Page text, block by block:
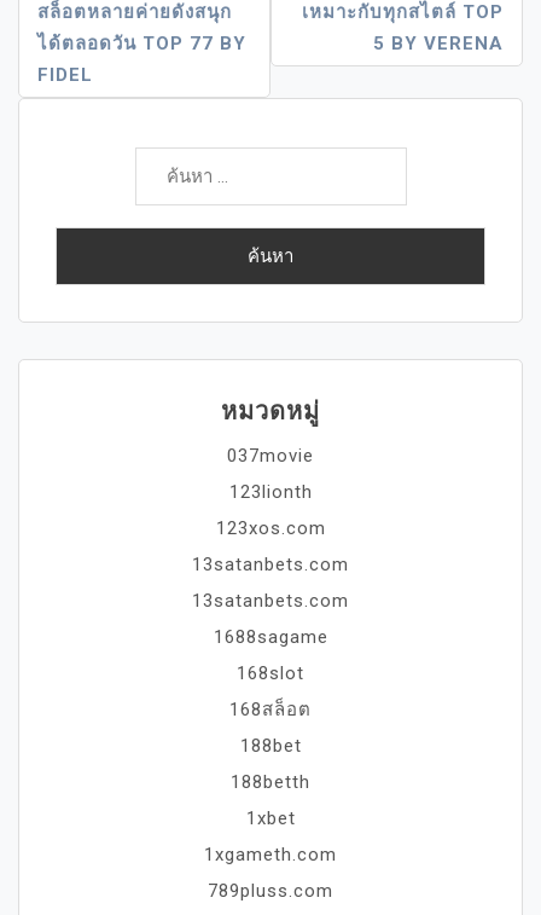
สล็อตหลายค่ายดังสนุก
ได้ตลอดวัน TOP 77 BY
FIDEL
เหมาะกับทุกสไตล์ TOP
5 BY VERENA
ค้นหา
สำหรับ:
หมวดหมู่
037movie
123lionth
123xos.com
13satanbets.com
13satanbets.com
1688sagame
168slot
168สล็อต
188bet
188betth
1xbet
1xgameth.com
789pluss.com